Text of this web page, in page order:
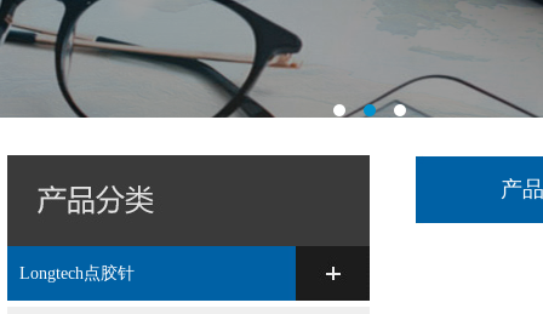
Longtech点胶针
产